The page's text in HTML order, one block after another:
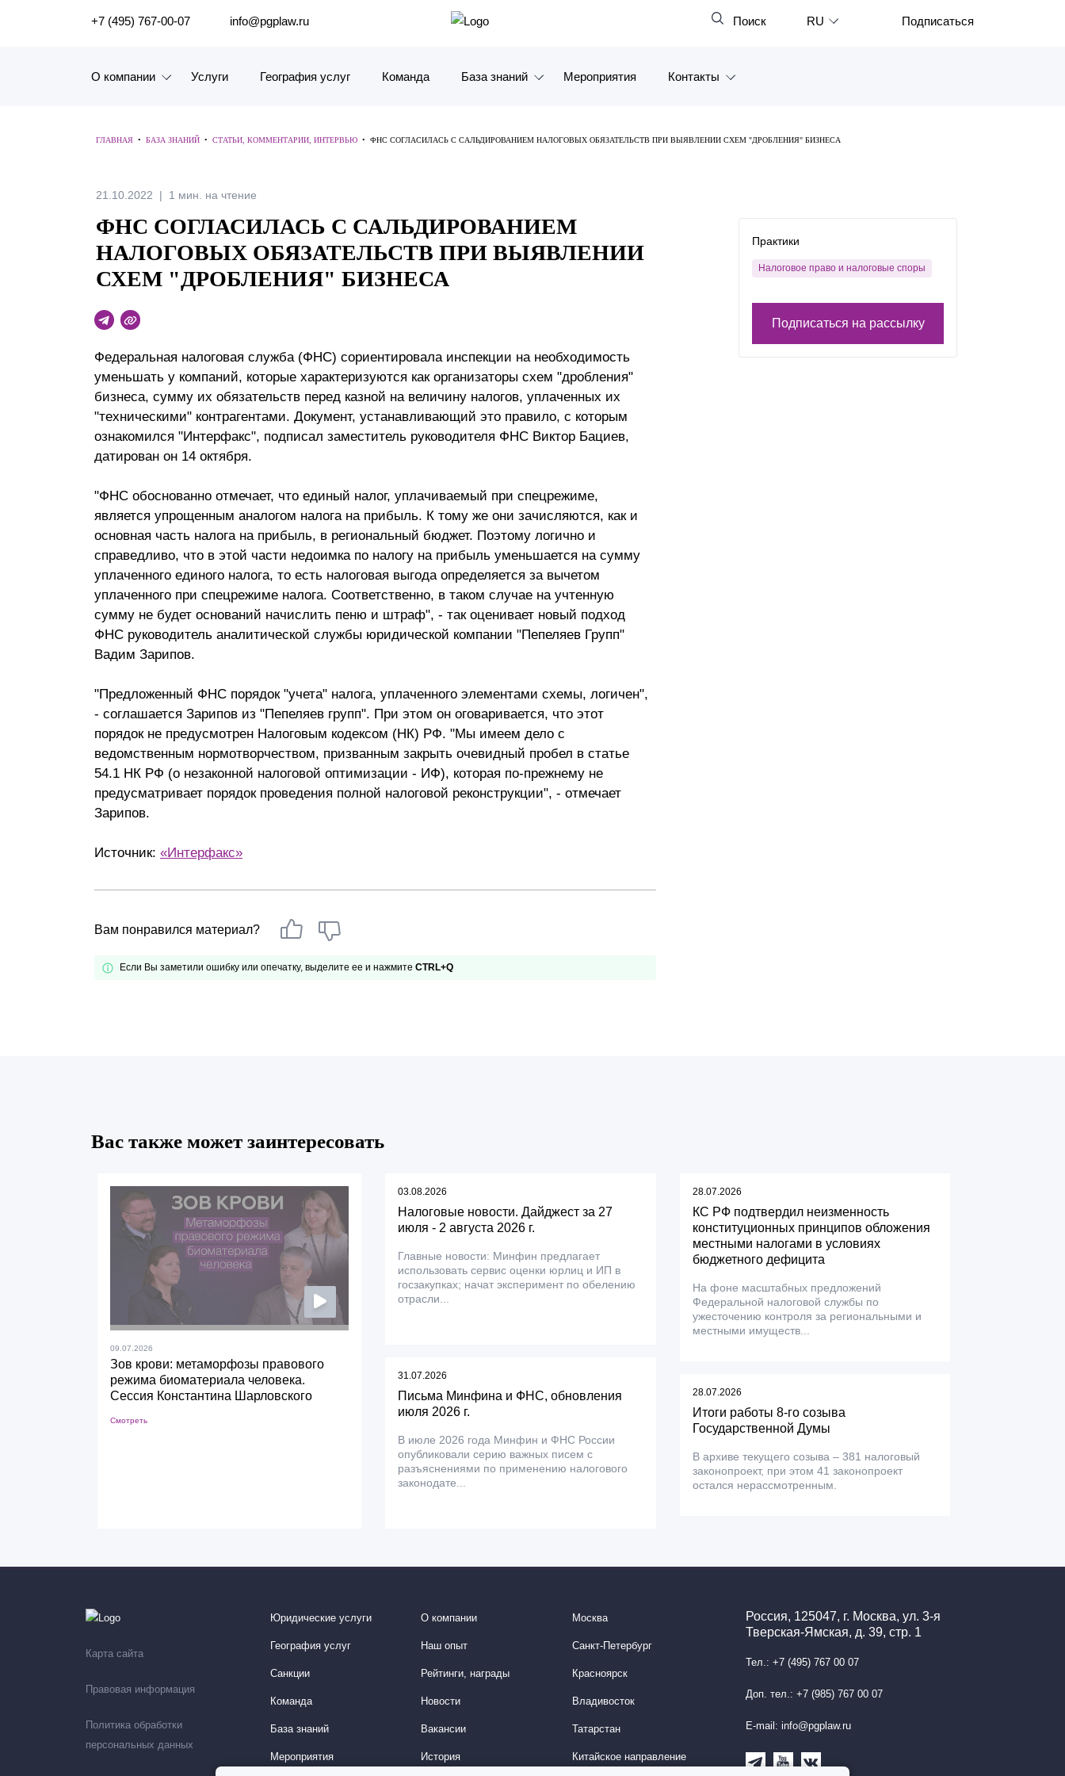
ПОИСК ПО САЙТУ Закрыть
+7 (495) 767-00-07 info@pgplaw.ru Поиск RU
日本語
Português
Türkçe
Подписаться
О компании
Наш опыт
Рейтинги, Награды, Цифры
Почему «Пепеляев Групп»?
Обращение Управляющего
Социальная
Услуги География услуг Команда База знаний
Видео
Презентации экспертов
Брошюры
Мероприятия Контакты
ГЛАВНАЯ • БАЗА ЗНАНИЙ • СТАТЬИ, КОММЕНТАРИИ, ИНТЕРВЬЮ • ФНС СОГЛАСИЛАСЬ С САЛЬДИРОВАНИЕМ НАЛОГОВЫХ ОБЯЗАТЕЛЬСТВ ПРИ ВЫЯВЛЕНИИ СХЕМ "ДРОБЛЕНИЯ" БИЗНЕСА
21.10.2022 1 мин. на чтение
ФНС СОГЛАСИЛАСЬ С САЛЬДИРОВАНИЕМ
НАЛОГОВЫХ ОБЯЗАТЕЛЬСТВ ПРИ ВЫЯВЛЕНИИ
СХЕМ "ДРОБЛЕНИЯ" БИЗНЕСА
Федеральная налоговая служба (ФНС) сориентировала инспекции на необходимость
уменьшать у компаний, которые характеризуются как организаторы схем "дробления"
бизнеса, сумму их обязательств перед казной на величину налогов, уплаченных их
"техническими" контрагентами. Документ, устанавливающий это правило, с которым
ознакомился "Интерфакс", подписал заместитель руководителя ФНС Виктор Бациев,
датирован он 14 октября.
"ФНС обоснованно отмечает, что единый налог, уплачиваемый при спецрежиме,
является упрощенным аналогом налога на прибыль. К тому же они зачисляются, как и
основная часть налога на прибыль, в региональный бюджет. Поэтому логично и
справедливо, что в этой части недоимка по налогу на прибыль уменьшается на сумму
уплаченного единого налога, то есть налоговая выгода определяется за вычетом
уплаченного при спецрежиме налога. Соответственно, в таком случае на учтенную
сумму не будет оснований начислить пеню и штраф", - так оценивает новый подход
ФНС руководитель аналитической службы юридической компании "Пепеляев Групп"
Вадим Зарипов.
"Предложенный ФНС порядок "учета" налога, уплаченного элементами схемы, логичен",
- соглашается Зарипов из "Пепеляев групп". При этом он оговаривается, что этот
порядок не предусмотрен Налоговым кодексом (НК) РФ. "Мы имеем дело с
ведомственным нормотворчеством, призванным закрыть очевидный пробел в статье
54.1 НК РФ (о незаконной налоговой оптимизации - ИФ), которая по-прежнему не
предусматривает порядок проведения полной налоговой реконструкции", - отмечает
Зарипов.
Источник: «Интерфакс»
Вам понравился материал?
Если Вы заметили ошибку или опечатку, выделите ее и нажмите CTRL+Q
Практики
Налоговое право и налоговые споры
Подписаться на рассылку
Вас также может заинтересовать
09.07.2026
Зов крови: метаморфозы правового
режима биоматериала человека.
Сессия Константина Шарловского
Смотреть
03.08.2026
Налоговые новости. Дайджест за 27
июля - 2 августа 2026 г.
Главные новости: Минфин предлагает
использовать сервис оценки юрлиц и ИП в
госзакупках; начат эксперимент по обелению
отрасли...
31.07.2026
Письма Минфина и ФНС, обновления
июля 2026 г.
В июле 2026 года Минфин и ФНС России
опубликовали серию важных писем с
разъяснениями по применению налогового
законодате...
28.07.2026
КС РФ подтвердил неизменность
конституционных принципов обложения
местными налогами в условиях
бюджетного дефицита
На фоне масштабных предложений
Федеральной налоговой службы по
ужесточению контроля за региональными и
местными имуществ...
28.07.2026
Итоги работы 8-го созыва
Государственной Думы
В архиве текущего созыва – 381 налоговый
законопроект, при этом 41 законопроект
остался нерассмотренным.
Карта сайта
Правовая информация
Политика обработки
персональных данных
Юридические услуги
География услуг
Санкции
Команда
База знаний
Мероприятия
О компании
Наш опыт
Рейтинги, награды
Новости
Вакансии
История
Москва
Санкт-Петербург
Красноярск
Владивосток
Татарстан
Китайское направление
Россия, 125047, г. Москва, ул. 3-я
Тверская-Ямская, д. 39, стр. 1
Тел.: +7 (495) 767 00 07
Доп. тел.: +7 (985) 767 00 07
E-mail: info@pgplaw.ru